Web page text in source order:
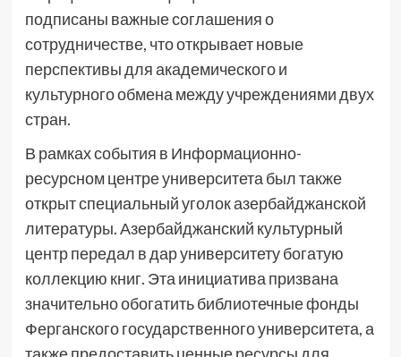
подписаны важные соглашения о
сотрудничестве, что открывает новые
перспективы для академического и
культурного обмена между учреждениями двух
стран.
В рамках события в Информационно-
ресурсном центре университета был также
открыт специальный уголок азербайджанской
литературы. Азербайджанский культурный
центр передал в дар университету богатую
коллекцию книг. Эта инициатива призвана
значительно обогатить библиотечные фонды
Ферганского государственного университета, а